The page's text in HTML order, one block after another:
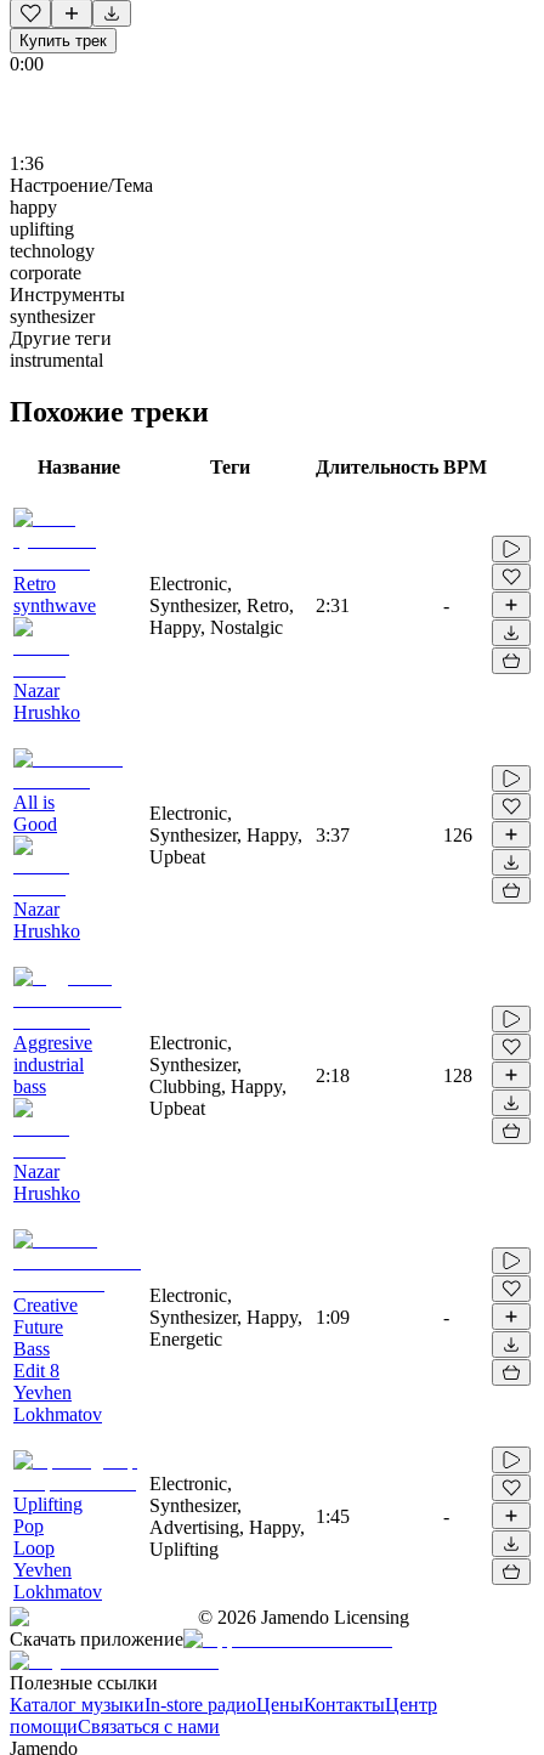
Купить трек
0:00
1:36
Настроение/Тема
happy
uplifting
technology
corporate
Инструменты
synthesizer
Другие теги
instrumental
Похожие треки
Название Теги Длительность BPM
Retro
synthwave
Nazar
Hrushko
Electronic,
Synthesizer, Retro,
Happy, Nostalgic
2:31 -
All is
Good
Nazar
Hrushko
Electronic,
Synthesizer, Happy,
Upbeat
3:37 126
Aggresive
industrial
bass
Nazar
Hrushko
Electronic,
Synthesizer,
Clubbing, Happy,
Upbeat
2:18 128
Creative
Future
Bass
Edit 8
Yevhen
Lokhmatov
Electronic,
Synthesizer, Happy,
Energetic
1:09 -
Uplifting
Pop
Loop
Yevhen
Lokhmatov
Electronic,
Synthesizer,
Advertising, Happy,
Uplifting
1:45 -
© 2026 Jamendo Licensing
Скачать приложение
Полезные ссылки
Каталог музыкиIn-store радиоЦеныКонтактыЦентр
помощиСвязаться с нами
Jamendo